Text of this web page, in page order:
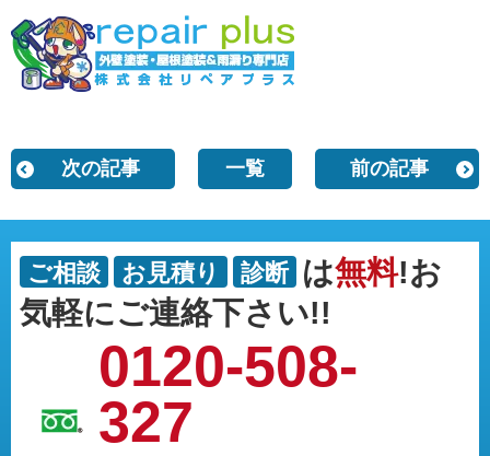
次の記事 一覧 前の記事
ご相談 お見積り 診断 は無料!お
気軽にご連絡下さい!!
0120-508-
327